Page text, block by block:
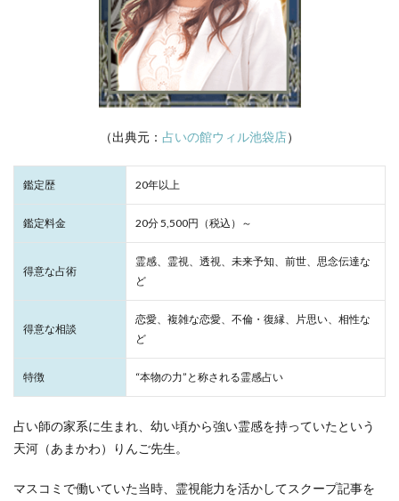
（出典元： 占いの館ウィル池袋店）
鑑定歴 20年以上
鑑定料金 20分 5,500円（税込）～
得意な占術
霊感、霊視、透視、未来予知、前世、思念伝達な
ど
得意な相談
恋愛、複雑な恋愛、不倫・復縁、片思い、相性な
ど
特徴 “本物の力”と称される霊感占い
占い師の家系に生まれ、幼い頃から強い霊感を持っていたという
天河（あまかわ）りんご先生。
マスコミで働いていた当時、霊視能力を活かしてスクープ記事を